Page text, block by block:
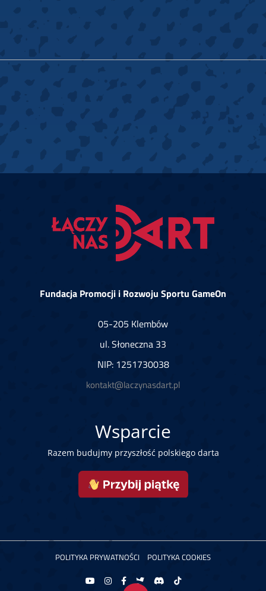
Fundacja Promocji i Rozwoju Sportu GameOn
05-205 Klembów
ul. Słoneczna 33
NIP: 1251730038
kontakt@laczynasdart.pl
Wsparcie
Razem budujmy przyszłość polskiego darta
POLITYKA PRYWATNOŚCI POLITYKA COOKIES